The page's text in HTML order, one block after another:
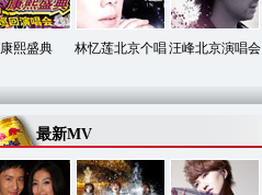
康熙盛典 林忆莲北京个唱汪峰北京演唱会
最新MV